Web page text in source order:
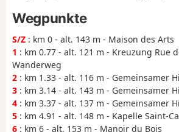
Wegpunkte
S/Z : km 0 - alt. 143 m - Maison des Arts
1 : km 0.77 - alt. 121 m - Kreuzung Rue
Wanderweg
2 : km 1.33 - alt. 116 m - Gemeinsamer
3 : km 3.14 - alt. 143 m - Gemeinsamer
4 : km 3.37 - alt. 137 m - Gemeinsamer
5 : km 4.91 - alt. 148 m - Kapelle Saint-
6 : km 6 - alt. 153 m - Manoir du Bois